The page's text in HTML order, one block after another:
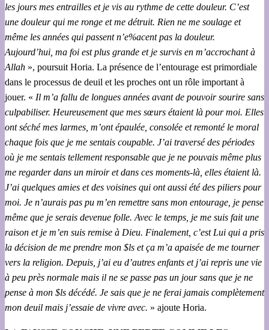
les jours mes entrailles et je vis au rythme de cette douleur. C’est
une douleur qui me ronge et me détruit. Rien ne me soulage et
même les années qui passent n’e%acent pas la douleur.
Aujourd’hui, ma foi est plus grande et je survis en m’accrochant à
Allah », poursuit Horia. La présence de l’entourage est primordiale
dans le processus de deuil et les proches ont un rôle important à
jouer. « Il m’a fallu de longues années avant de pouvoir sourire sans
culpabiliser. Heureusement que mes sœurs étaient là pour moi. Elles
ont séché mes larmes, m’ont épaulée, consolée et remonté le moral
chaque fois que je me sentais coupable. J’ai traversé des périodes
où je me sentais tellement responsable que je ne pouvais même plus
me regarder dans un miroir et dans ces moments-là, elles étaient là.
J’ai quelques amies et des voisines qui ont aussi été des piliers pour
moi. Je n’aurais pas pu m’en remettre sans mon entourage, je pense
même que je serais devenue folle. Avec le temps, je me suis fait une
raison et je m’en suis remise à Dieu. Finalement, c’est Lui qui a pris
la décision de me prendre mon $ls et ça m’a apaisée de me tourner
vers la religion. Depuis, j’ai eu d’autres enfants et j’ai repris une vie
à peu près normale mais il ne se passe pas un jour sans que je ne
pense à mon $ls décédé. Je sais que je ne ferai jamais complètement
mon deuil mais j’essaie de vivre avec. » ajoute Horia.